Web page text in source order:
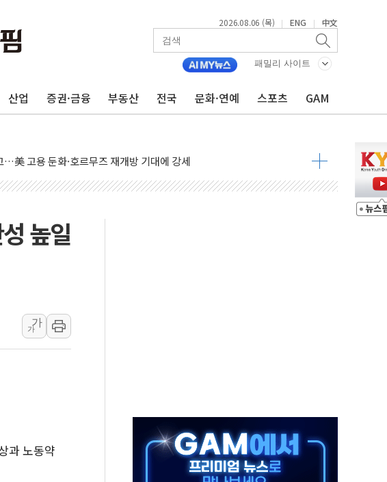
2026.08.06 (목) | ENG | 中文
패밀리 사이트
산업 증권·금융 부동산 전국 문화·연예 스포츠 GAM
밸리서 젠슨 황 재회…로봇·AI 데이터센터·모빌리티 구체화
징주...모더나·아이온큐·도어대시↑ VS 샌디스크·피그마·앱러빈↓
주가선물 AI주 차익실현 속 혼조세...웨스턴디지털·샌디스크↓
탄도미사일 발사에 긴급 안보 점검회의
완화에 실적 호조까지, 상승...호실적 보고 기업 상승세 뚜렷
으로 우크라 민간인 '사파리' 공격… 시민들 공포감 극대화 전략
"금융시장 레버리지 위험수위…숨은 차입이 더 큰 변수"
화재 1명 중상…대응 1단계 진압 중
중남미 콜롬비아에 새 안보 위기… 반군·마약카르텔이 습득해 전투 활용
서 부유물 감긴 어선 구조
일째…온열질환·가축 피해 최소화 '총력 대응'
높일
가
가
과 노동약